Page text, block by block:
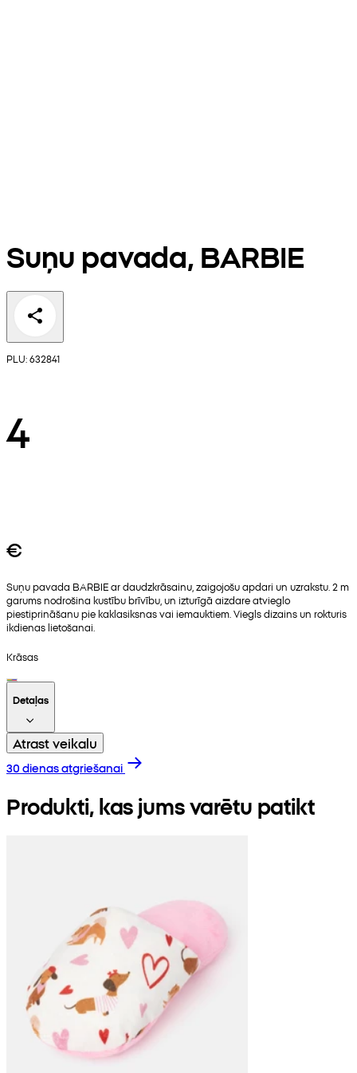
Suņu pavada, BARBIE
PLU: 632841
4
€
Suņu pavada BARBIE ar daudzkrāsainu, zaigojošu apdari un uzrakstu. 2 m
garums nodrošina kustību brīvību, un izturīgā aizdare atvieglo
piestiprināšanu pie kaklasiksnas vai iemauktiem. Viegls dizains un rokturis
ikdienas lietošanai.
Krāsas
Detaļas
Atrast veikalu
30 dienas atgriešanai
Produkti, kas jums varētu patikt